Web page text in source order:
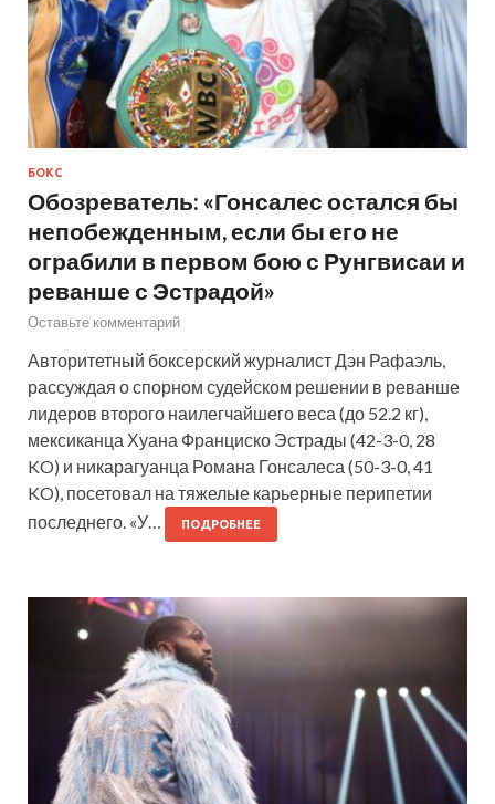
БОКС
Обозреватель: «Гонсалес остался бы
непобежденным, если бы его не
ограбили в первом бою с Рунгвисаи и
реванше с Эстрадой»
Оставьте комментарий
Авторитетный боксерский журналист Дэн Рафаэль,
рассуждая о спорном судейском решении в реванше
лидеров второго наилегчайшего веса (до 52.2 кг),
мексиканца Хуана Франциско Эстрады (42-3-0, 28
KO) и никарагуанца Романа Гонсалеса (50-3-0, 41
KO), посетовал на тяжелые карьерные перипетии
последнего. «У…
ПОДРОБНЕЕ